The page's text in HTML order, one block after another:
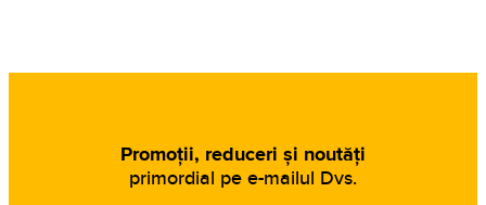
Promoții, reduceri și noutăți
primordial pe e-mailul Dvs.